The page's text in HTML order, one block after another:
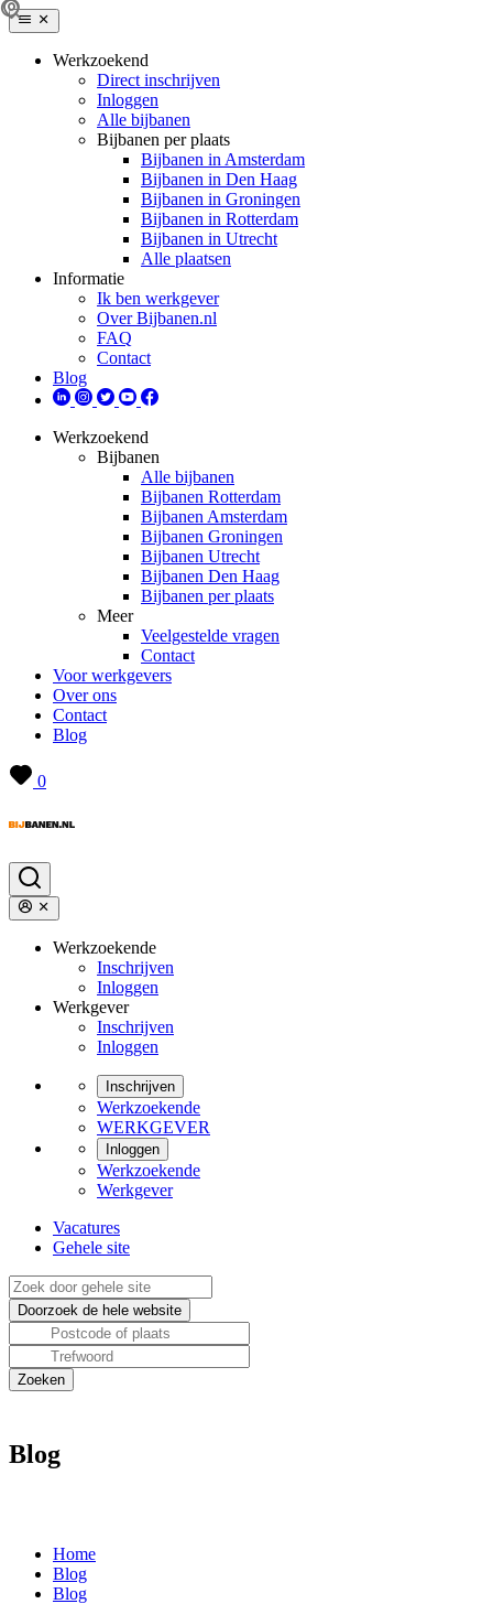
Werkzoekend
Direct inschrijven
Inloggen
Alle bijbanen
Bijbanen per plaats
Bijbanen in Amsterdam
Bijbanen in Den Haag
Bijbanen in Groningen
Bijbanen in Rotterdam
Bijbanen in Utrecht
Alle plaatsen
Informatie
Ik ben werkgever
Over Bijbanen.nl
FAQ
Contact
Blog
Werkzoekend
Bijbanen
Alle bijbanen
Bijbanen Rotterdam
Bijbanen Amsterdam
Bijbanen Groningen
Bijbanen Utrecht
Bijbanen Den Haag
Bijbanen per plaats
Meer
Veelgestelde vragen
Contact
Voor werkgevers
Over ons
Contact
Blog
0
Werkzoekende
Inschrijven
Inloggen
Werkgever
Inschrijven
Inloggen
Inschrijven
Werkzoekende
WERKGEVER
Inloggen
Werkzoekende
Werkgever
Vacatures
Gehele site
Blog
Home
Blog
Blog